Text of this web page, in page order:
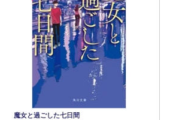
魔女と過ごした七日間